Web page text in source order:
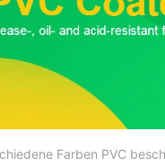
Farben PVC